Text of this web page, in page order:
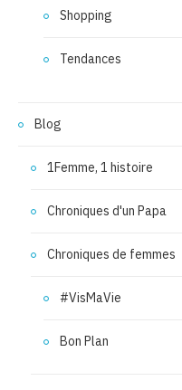
Shopping
Tendances
Blog
1Femme, 1 histoire
Chroniques d'un Papa
Chroniques de femmes
#VisMaVie
Bon Plan